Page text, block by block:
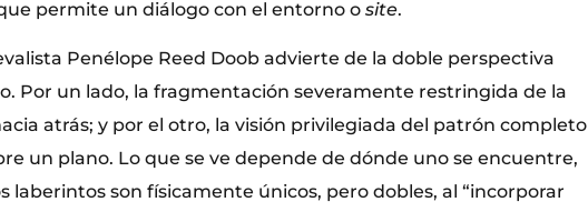
permite un diálogo con el entorno o site.
Penélope Reed Doob advierte de la doble perspectiva
Por un lado, la fragmentación severamente restringida de la
atrás; y por el otro, la visión privilegiada del patrón completo
un plano. Lo que se ve depende de dónde uno se encuentre,
laberintos son físicamente únicos, pero dobles, al “incorporar